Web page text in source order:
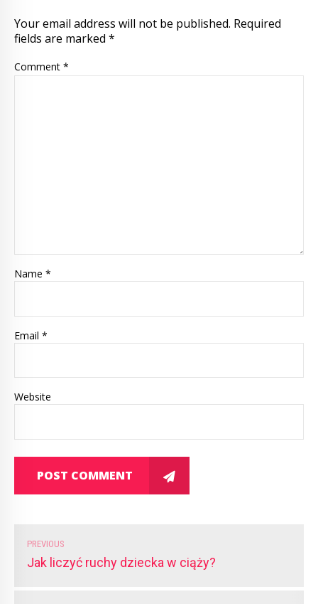
Your email address will not be published. Required
fields are marked *
Comment *
Name *
Email *
Website
POST COMMENT
PREVIOUS
Jak liczyć ruchy dziecka w ciąży?